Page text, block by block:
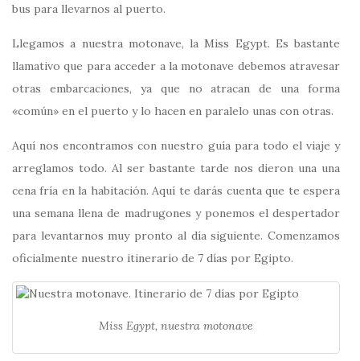
bus para llevarnos al puerto.
Llegamos a nuestra motonave, la Miss Egypt. Es bastante
llamativo que para acceder a la motonave debemos atravesar
otras embarcaciones, ya que no atracan de una forma
«común» en el puerto y lo hacen en paralelo unas con otras.
Aquí nos encontramos con nuestro guía para todo el viaje y
arreglamos todo. Al ser bastante tarde nos dieron una una
cena fría en la habitación. Aquí te darás cuenta que te espera
una semana llena de madrugones y ponemos el despertador
para levantarnos muy pronto al día siguiente. Comenzamos
oficialmente nuestro itinerario de 7 días por Egipto.
Miss Egypt, nuestra motonave